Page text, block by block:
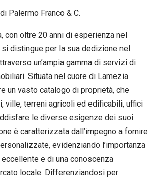
con oltre 20 anni di esperienza nel
distingue per la sua dedizione nel
un’ampia gamma di servizi di
Situata nel cuore di Lamezia
un vasto catalogo di proprietà, che
ville, terreni agricoli ed edificabili, uffici
le diverse esigenze dei suoi
è caratterizzata dall’impegno a fornire
evidenziando l’importanza
e di una conoscenza
locale. Differenziandosi per